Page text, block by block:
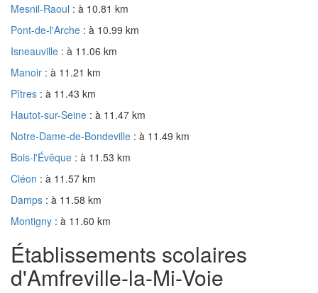
Mesnil-Raoul : à 10.81 km
Pont-de-l'Arche : à 10.99 km
Isneauville : à 11.06 km
Manoir : à 11.21 km
Pîtres : à 11.43 km
Hautot-sur-Seine : à 11.47 km
Notre-Dame-de-Bondeville : à 11.49 km
Bois-l'Évêque : à 11.53 km
Cléon : à 11.57 km
Damps : à 11.58 km
Montigny : à 11.60 km
Établissements scolaires
d'Amfreville-la-Mi-Voie